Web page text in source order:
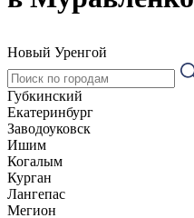
Новый Уренгой
Губкинский
Екатеринбург
Заводоуковск
Ишим
Когалым
Курган
Лангепас
Мегион